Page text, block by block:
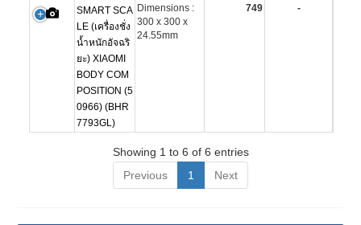
SMART SCA
LE (เครื่องชั่ง
น้ำหนักอัจฉริ
ยะ) XIAOMI
BODY COM
POSITION (5
0966) (BHR
7793GL)
Dimensions :
300 x 300 x
24.55mm
749 -
Showing 1 to 6 of 6 entries
Previous
1 Next